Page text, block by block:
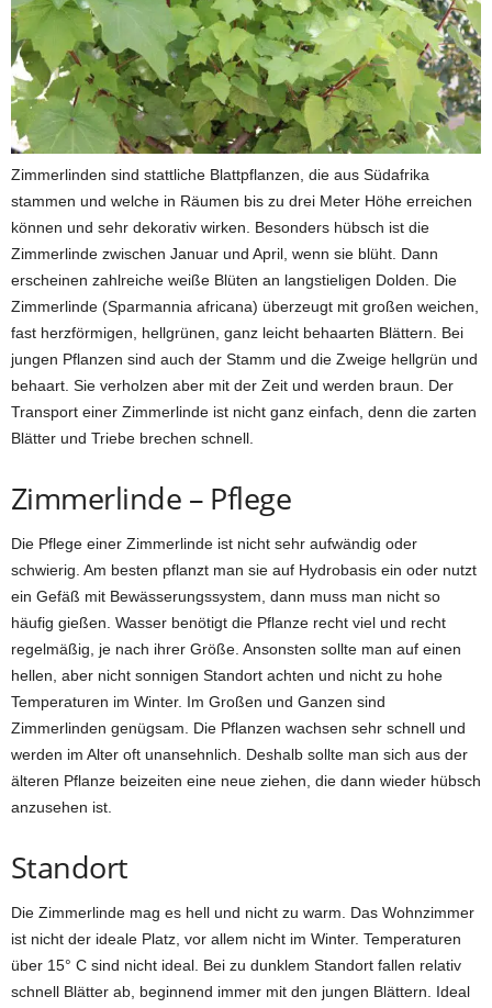
Zimmerlinden sind stattliche Blattpflanzen, die aus Südafrika
stammen und welche in Räumen bis zu drei Meter Höhe erreichen
können und sehr dekorativ wirken. Besonders hübsch ist die
Zimmerlinde zwischen Januar und April, wenn sie blüht. Dann
erscheinen zahlreiche weiße Blüten an langstieligen Dolden. Die
Zimmerlinde (Sparmannia africana) überzeugt mit großen weichen,
fast herzförmigen, hellgrünen, ganz leicht behaarten Blättern. Bei
jungen Pflanzen sind auch der Stamm und die Zweige hellgrün und
behaart. Sie verholzen aber mit der Zeit und werden braun. Der
Transport einer Zimmerlinde ist nicht ganz einfach, denn die zarten
Blätter und Triebe brechen schnell.
Zimmerlinde – Pflege
Die Pflege einer Zimmerlinde ist nicht sehr aufwändig oder
schwierig. Am besten pflanzt man sie auf Hydrobasis ein oder nutzt
ein Gefäß mit Bewässerungssystem, dann muss man nicht so
häufig gießen. Wasser benötigt die Pflanze recht viel und recht
regelmäßig, je nach ihrer Größe. Ansonsten sollte man auf einen
hellen, aber nicht sonnigen Standort achten und nicht zu hohe
Temperaturen im Winter. Im Großen und Ganzen sind
Zimmerlinden genügsam. Die Pflanzen wachsen sehr schnell und
werden im Alter oft unansehnlich. Deshalb sollte man sich aus der
älteren Pflanze beizeiten eine neue ziehen, die dann wieder hübsch
anzusehen ist.
Standort
Die Zimmerlinde mag es hell und nicht zu warm. Das Wohnzimmer
ist nicht der ideale Platz, vor allem nicht im Winter. Temperaturen
über 15° C sind nicht ideal. Bei zu dunklem Standort fallen relativ
schnell Blätter ab, beginnend immer mit den jungen Blättern. Ideal